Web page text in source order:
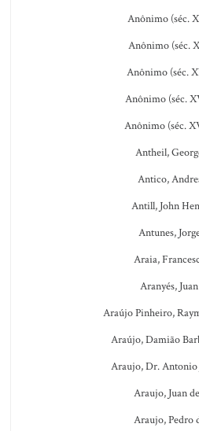
Anônimo (séc.
Anônimo (séc.
Anônimo (séc.
Anônimo (séc.
Anônimo (séc.
Antheil,
Antico,
Antill, John
Antunes,
Araia,
Aranyés, Juan
Araújo Pinheiro,
Araújo, Damião
Araujo, Dr. Antonio
Araujo, Juan de
Araujo, Pedro